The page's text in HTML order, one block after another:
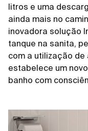
litros e uma
ainda mais no
inovadora solução
tanque na sanita,
com a utilização de
estabelece um
banho com